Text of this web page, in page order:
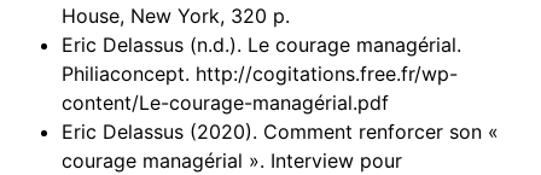
House, New York, 320 p.
Eric Delassus (n.d.). Le courage managérial.
Philiaconcept. http://cogitations.free.fr/wp-
content/Le-courage-managérial.pdf
Eric Delassus (2020). Comment renforcer son «
courage managérial ». Interview pour